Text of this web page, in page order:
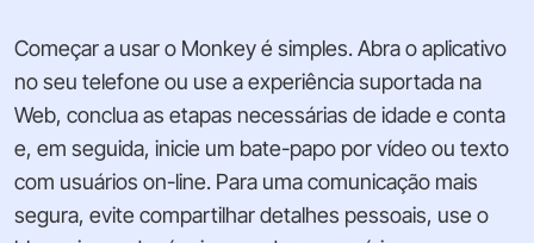
Começar a usar o Monkey é simples. Abra o aplicativo
no seu telefone ou use a experiência suportada na
Web, conclua as etapas necessárias de idade e conta
e, em seguida, inicie um bate-papo por vídeo ou texto
com usuários on-line. Para uma comunicação mais
segura, evite compartilhar detalhes pessoais, use o